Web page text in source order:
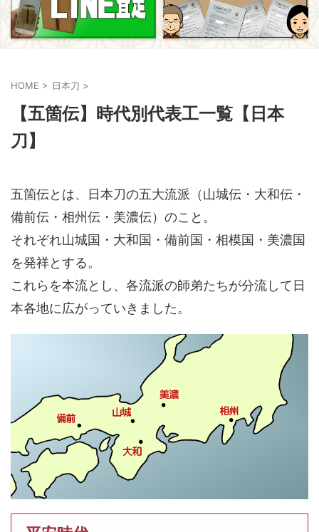
HOME > 日本刀 >
【五箇伝】時代別代表工一覧【日本
刀】
五箇伝とは、日本刀の五大流派（山城伝・大和伝・
備前伝・相州伝・美濃伝）のこと。
それぞれ山城国・大和国・備前国・相模国・美濃国
を発祥とする。
これらを本流とし、各流派の師弟たちが分流して日
本各地に広がっていきました。